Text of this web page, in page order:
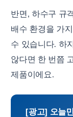
반면, 하수구 규
배수 환경을 가
수 있습니다. 하
않다면 한 번쯤
제품이에요.
[광고] 오늘